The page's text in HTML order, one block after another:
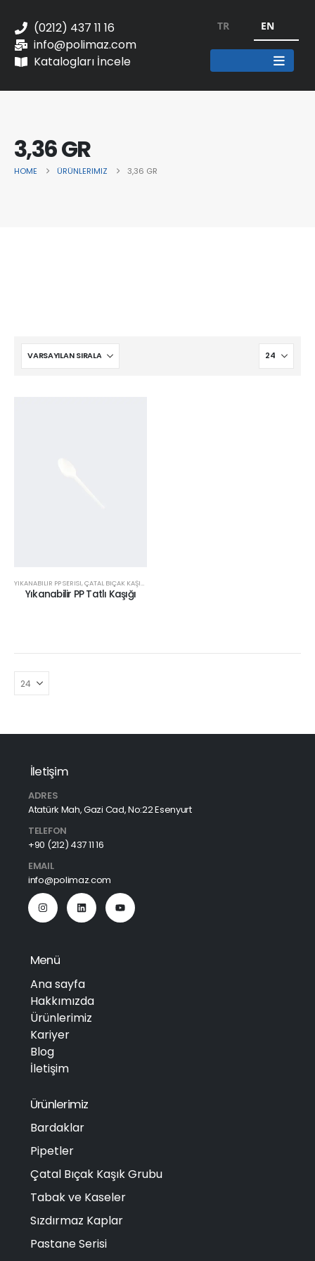
(0212) 437 11 16
info@polimaz.com
Katalogları İncele
TR EN
3,36 GR
HOME ÜRÜNLERIMIZ 3,36 GR
YIKANABILIR PP SERISI,ÇATAL BIÇAK KAŞIK GRUBU
Yıkanabilir PP Tatlı Kaşığı
İletişim
ADRES
Atatürk Mah, Gazi Cad, No:22 Esenyurt
TELEFON
+90 (212) 437 11 16
EMAIL
info@polimaz.com
Menü
Ana sayfa
Hakkımızda
Ürünlerimiz
Kariyer
Blog
İletişim
Ürünlerimiz
Bardaklar
Pipetler
Çatal Bıçak Kaşık Grubu
Tabak ve Kaseler
Sızdırmaz Kaplar
Pastane Serisi